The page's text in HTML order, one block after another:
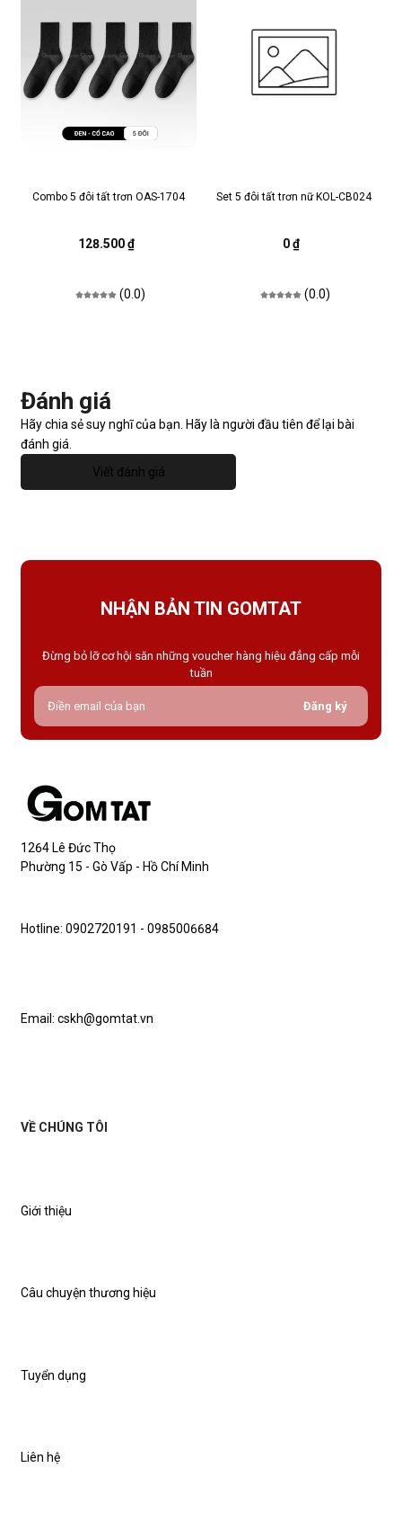
Combo 5 đôi tất trơn OAS-1704
128.500 ₫
(0.0)
Set 5 đôi tất trơn nữ KOL-CB024
0 ₫
(0.0)
Đánh giá
Hãy chia sẻ suy nghĩ của bạn. Hãy là người đầu tiên để lại bài
đánh giá.
Viết đánh giá
NHẬN BẢN TIN GOMTAT
Đừng bỏ lỡ cơ hội săn những voucher hàng hiệu đẳng cấp mỗi
tuần
Đăng ký
1264 Lê Đức Thọ
Phường 15 - Gò Vấp - Hồ Chí Minh
Hotline: 0902720191 - 0985006684
Email: cskh@gomtat.vn
VỀ CHÚNG TÔI
Giới thiệu
Câu chuyện thương hiệu
Tuyển dụng
Liên hệ